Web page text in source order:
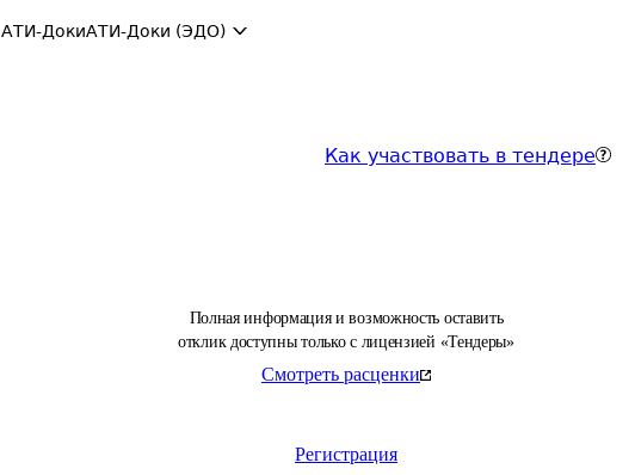
АТИ-ДокиАТИ-Доки (ЭДО)
Как участвовать в тендере
Полная информация и возможность оставить
отклик доступны только с лицензией «Тендеры»
Смотреть расценки
Регистрация